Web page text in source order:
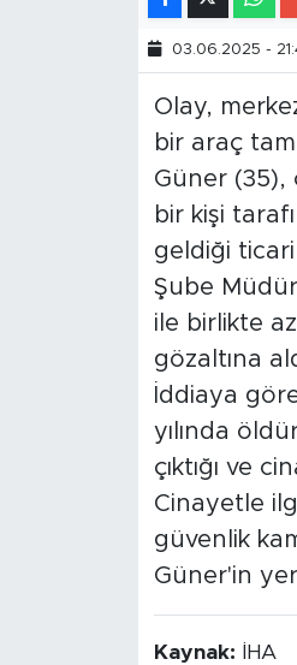
03.06.2025 -
Olay,
bir araç
Güner (35),
bir kişi
geldiği ticari
Şube
ile birlikte
gözaltına
İddiaya
yılında
çıktığı ve
Cinayetle
güvenlik
Güner'in
Kaynak: İHA